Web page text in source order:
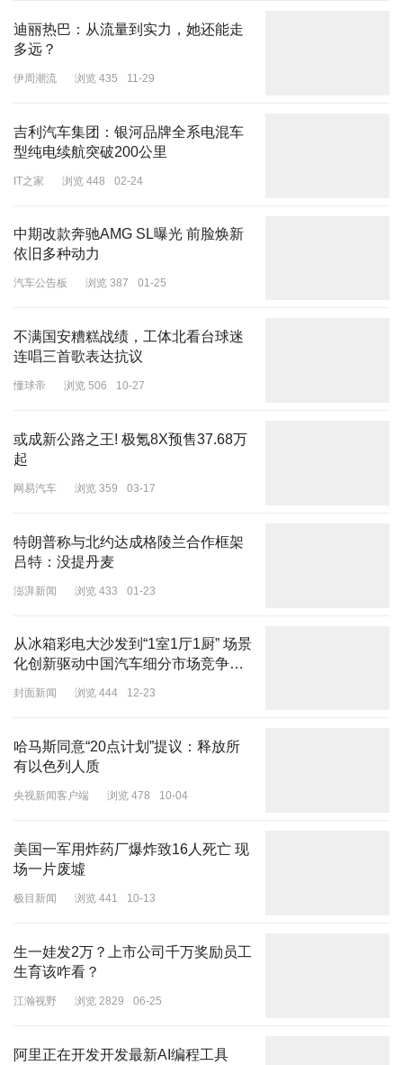
迪丽热巴：从流量到实力，她还能走
多远？
伊周潮流 浏览 435 11-29
吉利汽车集团：银河品牌全系电混车
型纯电续航突破200公里
IT之家 浏览 448 02-24
中期改款奔驰AMG SL曝光 前脸焕新
依旧多种动力
汽车公告板 浏览 387 01-25
不满国安糟糕战绩，工体北看台球迷
连唱三首歌表达抗议
懂球帝 浏览 506 10-27
或成新公路之王! 极氪8X预售37.68万
起
网易汽车 浏览 359 03-17
特朗普称与北约达成格陵兰合作框架
吕特：没提丹麦
澎湃新闻 浏览 433 01-23
从冰箱彩电大沙发到“1室1厅1厨” 场景
化创新驱动中国汽车细分市场竞争升
级
封面新闻 浏览 444 12-23
哈马斯同意“20点计划”提议：释放所
有以色列人质
央视新闻客户端 浏览 478 10-04
美国一军用炸药厂爆炸致16人死亡 现
场一片废墟
极目新闻 浏览 441 10-13
生一娃发2万？上市公司千万奖励员工
生育该咋看？
江瀚视野 浏览 2829 06-25
阿里正在开发开发最新AI编程工具